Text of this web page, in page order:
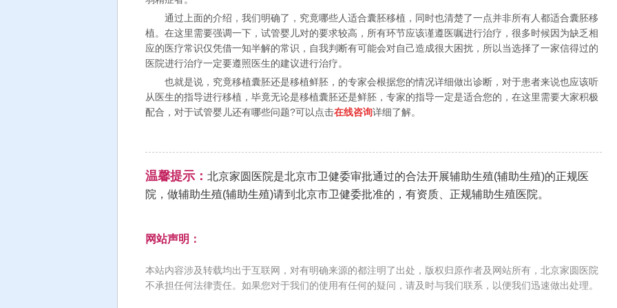
通过上面的介绍，我们明确了，究竟哪些人适合囊胚移植，同时也清楚了一点并非所有人都适合囊胚移
植。在这里需要强调一下，试管婴儿对的要求较高，所有环节应该谨遵医嘱进行治疗，很多时候因为缺乏相
应的医疗常识仅凭借一知半解的常识，自我判断有可能会对自己造成很大困扰，所以当选择了一家信得过的
医院进行治疗一定要遵照医生的建议进行治疗。
也就是说，究竟移植囊胚还是移植鲜胚，的专家会根据您的情况详细做出诊断，对于患者来说也应该听
从医生的指导进行移植，毕竟无论是移植囊胚还是鲜胚，专家的指导一定是适合您的，在这里需要大家积极
配合，对于试管婴儿还有哪些问题?可以点击在线咨询详细了解。
温馨提示： 北京家圆医院是北京市卫健委审批通过的合法开展辅助生殖(辅助生殖)的正规医
院，做辅助生殖(辅助生殖)请到北京市卫健委批准的，有资质、正规辅助生殖医院。
网站声明：
本站内容涉及转载均出于互联网，对有明确来源的都注明了出处，版权归原作者及网站所有，北京家圆医院
不承担任何法律责任。如果您对于我们的使用有任何的疑问，请及时与我们联系，以便我们迅速做出处理。